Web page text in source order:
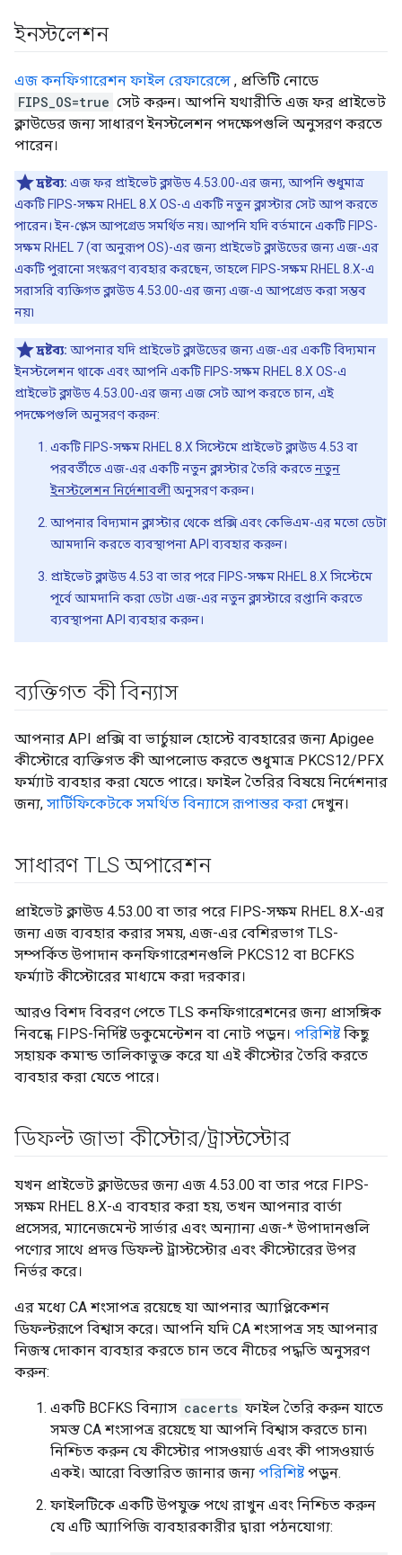
ইনস্টলেশন
এজ কনফিগারেশন ফাইল রেফারেন্সে , প্রতিটি নোডে
FIPS_OS=true সেট করুন। আপনি যথারীতি এজ ফর প্রাইভেট
ক্লাউডের জন্য সাধারণ ইনস্টলেশন পদক্ষেপগুলি অনুসরণ করতে
পারেন।
দ্রষ্টব্য: এজ ফর প্রাইভেট ক্লাউড 4.53.00-এর জন্য, আপনি শুধুমাত্র
একটি FIPS-সক্ষম RHEL 8.X OS-এ একটি নতুন ক্লাস্টার সেট আপ করতে
পারেন। ইন-প্লেস আপগ্রেড সমর্থিত নয়। আপনি যদি বর্তমানে একটি FIPS-
সক্ষম RHEL 7 (বা অনুরূপ OS)-এর জন্য প্রাইভেট ক্লাউডের জন্য এজ-এর
একটি পুরানো সংস্করণ ব্যবহার করছেন, তাহলে FIPS-সক্ষম RHEL 8.X-এ
সরাসরি ব্যক্তিগত ক্লাউড 4.53.00-এর জন্য এজ-এ আপগ্রেড করা সম্ভব
নয়৷
দ্রষ্টব্য: আপনার যদি প্রাইভেট ক্লাউডের জন্য এজ-এর একটি বিদ্যমান
ইনস্টলেশন থাকে এবং আপনি একটি FIPS-সক্ষম RHEL 8.X OS-এ
প্রাইভেট ক্লাউড 4.53.00-এর জন্য এজ সেট আপ করতে চান, এই
পদক্ষেপগুলি অনুসরণ করুন:
একটি FIPS-সক্ষম RHEL 8.X সিস্টেমে প্রাইভেট ক্লাউড 4.53 বা
পরবর্তীতে এজ-এর একটি নতুন ক্লাস্টার তৈরি করতেনতুন
ইনস্টলেশন নির্দেশাবলীঅনুসরণ করুন।
আপনার বিদ্যমান ক্লাস্টার থেকে প্রক্সি এবং কেভিএম-এর মতো ডেটা
আমদানি করতে ব্যবস্থাপনা API ব্যবহার করুন।
প্রাইভেট ক্লাউড 4.53 বা তার পরে FIPS-সক্ষম RHEL 8.X সিস্টেমে
পূর্বে আমদানি করা ডেটা এজ-এর নতুন ক্লাস্টারে রপ্তানি করতে
ব্যবস্থাপনা API ব্যবহার করুন।
ব্যক্তিগত কী বিন্যাস
আপনার API প্রক্সি বা ভার্চুয়াল হোস্টে ব্যবহারের জন্য Apigee
কীস্টোরে ব্যক্তিগত কী আপলোড করতে শুধুমাত্র PKCS12/PFX
ফর্ম্যাট ব্যবহার করা যেতে পারে। ফাইল তৈরির বিষয়ে নির্দেশনার
জন্য, সার্টিফিকেটকে সমর্থিত বিন্যাসে রূপান্তর করা দেখুন।
সাধারণ TLS অপারেশন
প্রাইভেট ক্লাউড 4.53.00 বা তার পরে FIPS-সক্ষম RHEL 8.X-এর
জন্য এজ ব্যবহার করার সময়, এজ-এর বেশিরভাগ TLS-
সম্পর্কিত উপাদান কনফিগারেশনগুলি PKCS12 বা BCFKS
ফর্ম্যাট কীস্টোরের মাধ্যমে করা দরকার।
আরও বিশদ বিবরণ পেতে TLS কনফিগারেশনের জন্য প্রাসঙ্গিক
নিবন্ধে FIPS-নির্দিষ্ট ডকুমেন্টেশন বা নোট পড়ুন। পরিশিষ্টকিছু
সহায়ক কমান্ড তালিকাভুক্ত করে যা এই কীস্টোর তৈরি করতে
ব্যবহার করা যেতে পারে।
ডিফল্ট জাভা কীস্টোর/ট্রাস্টস্টোর
যখন প্রাইভেট ক্লাউডের জন্য এজ 4.53.00 বা তার পরে FIPS-
সক্ষম RHEL 8.X-এ ব্যবহার করা হয়, তখন আপনার বার্তা
প্রসেসর, ম্যানেজমেন্ট সার্ভার এবং অন্যান্য এজ-* উপাদানগুলি
পণ্যের সাথে প্রদত্ত ডিফল্ট ট্রাস্টস্টোর এবং কীস্টোরের উপর
নির্ভর করে।
এর মধ্যে CA শংসাপত্র রয়েছে যা আপনার অ্যাপ্লিকেশন
ডিফল্টরূপে বিশ্বাস করে। আপনি যদি CA শংসাপত্র সহ আপনার
নিজস্ব দোকান ব্যবহার করতে চান তবে নীচের পদ্ধতি অনুসরণ
করুন:
একটি BCFKS বিন্যাস cacerts ফাইল তৈরি করুন যাতে
সমস্ত CA শংসাপত্র রয়েছে যা আপনি বিশ্বাস করতে চান৷
নিশ্চিত করুন যে কীস্টোর পাসওয়ার্ড এবং কী পাসওয়ার্ড
একই। আরো বিস্তারিত জানার জন্য পরিশিষ্টপড়ুন.
ফাইলটিকে একটি উপযুক্ত পথে রাখুন এবং নিশ্চিত করুন
যে এটি অ্যাপিজি ব্যবহারকারীর দ্বারা পঠনযোগ্য: